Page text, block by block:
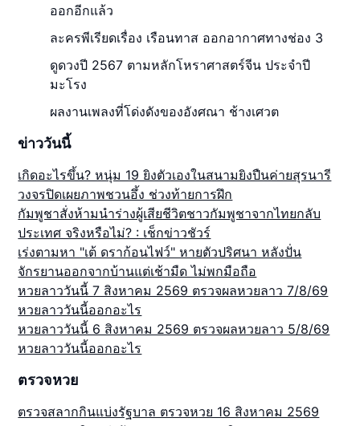
ออกอีกแล้ว
ละครพีเรียดเรื่อง เรือนทาส ออกอากาศทางช่อง 3
ดูดวงปี 2567 ตามหลักโหราศาสตร์จีน ประจำปี
มะโรง
ผลงานเพลงที่โด่งดังของอังศณา ช้างเศวต
ข่าววันนี้
เกิดอะไรขึ้น? หนุ่ม 19 ยิงตัวเองในสนามยิงปืนค่ายสุรนารี
วงจรปิดเผยภาพชวนอึ้ง ช่วงท้ายการฝึก
กัมพูชาสั่งห้ามนำร่างผู้เสียชีวิตชาวกัมพูชาจากไทยกลับ
ประเทศ จริงหรือไม่? : เช็กข่าวชัวร์
เร่งตามหา "เต้ ดราก้อนไฟว์" หายตัวปริศนา หลังปั่น
จักรยานออกจากบ้านแต่เช้ามืด ไม่พกมือถือ
หวยลาววันนี้ 7 สิงหาคม 2569 ตรวจผลหวยลาว 7/8/69
หวยลาววันนี้ออกอะไร
หวยลาววันนี้ 6 สิงหาคม 2569 ตรวจผลหวยลาว 5/8/69
หวยลาววันนี้ออกอะไร
ตรวจหวย
ตรวจสลากกินแบ่งรัฐบาล ตรวจหวย 16 สิงหาคม 2569